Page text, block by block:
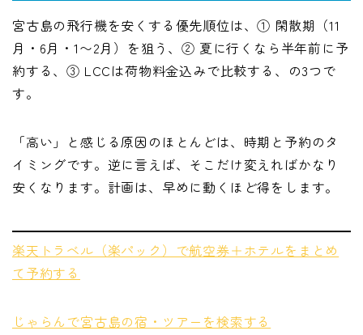
宮古島の飛行機を安くする優先順位は、① 閑散期（11
月・6月・1〜2月）を狙う、② 夏に行くなら半年前に予
約する、③ LCCは荷物料金込みで比較する、の3つで
す。
「高い」と感じる原因のほとんどは、時期と予約のタ
イミングです。逆に言えば、そこだけ変えればかなり
安くなります。計画は、早めに動くほど得をします。
楽天トラベル（楽パック）で航空券＋ホテルをまとめ
て予約する
じゃらんで宮古島の宿・ツアーを検索する